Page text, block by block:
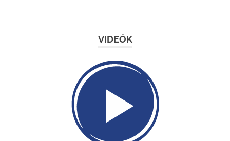
VIDEÓK